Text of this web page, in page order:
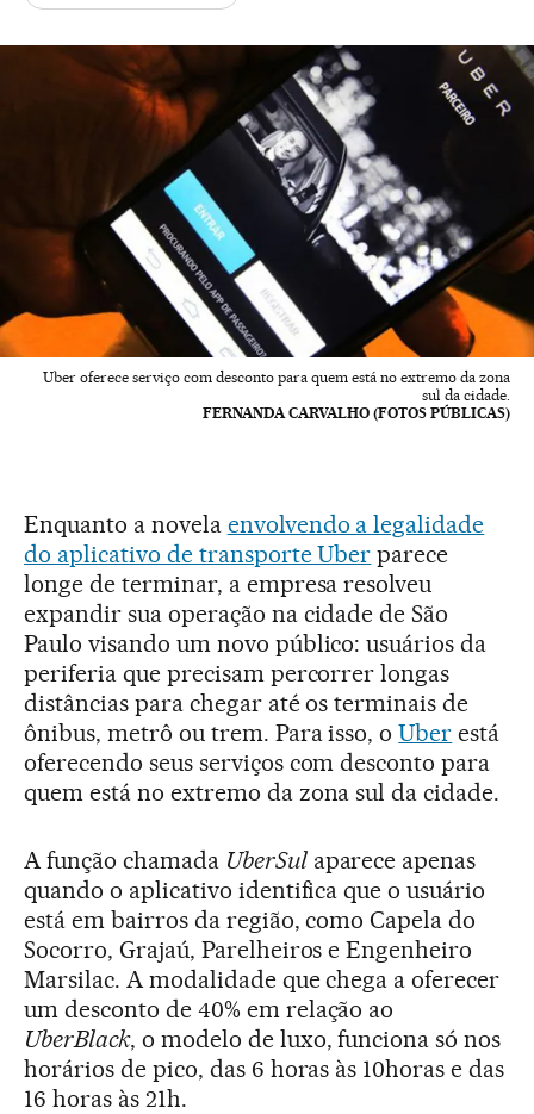
Uber oferece serviço com desconto para quem está no extremo da zona
sul da cidade.
FERNANDA CARVALHO (FOTOS PÚBLICAS)
Enquanto a novela envolvendo a legalidade
do aplicativo de transporte Uber parece
longe de terminar, a empresa resolveu
expandir sua operação na cidade de São
Paulo visando um novo público: usuários da
periferia que precisam percorrer longas
distâncias para chegar até os terminais de
ônibus, metrô ou trem. Para isso, oUber está
oferecendo seus serviços com desconto para
quem está no extremo da zona sul da cidade.
A função chamada UberSulaparece apenas
quando o aplicativo identifica que o usuário
está em bairros da região, como Capela do
Socorro, Grajaú, Parelheiros e Engenheiro
Marsilac. A modalidade que chega a oferecer
um desconto de 40% em relação ao
UberBlack, o modelo de luxo, funciona só nos
horários de pico, das 6 horas às 10horas e das
16 horas às 21h.